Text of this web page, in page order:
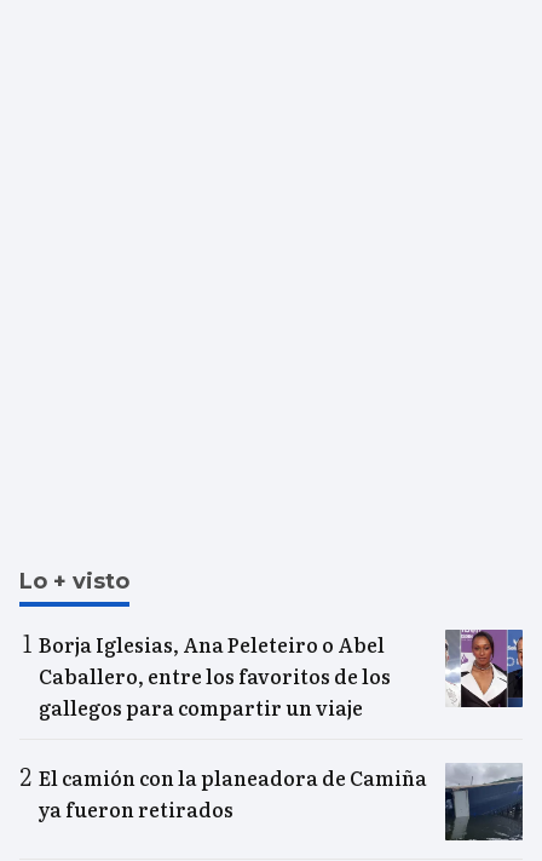
Lo + visto
Borja Iglesias, Ana Peleteiro o Abel
Caballero, entre los favoritos de los
gallegos para compartir un viaje
El camión con la planeadora de Camiña
ya fueron retirados